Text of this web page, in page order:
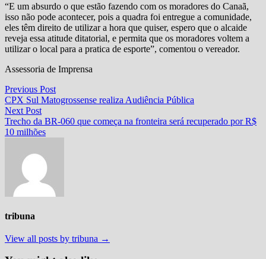
“E um absurdo o que estão fazendo com os moradores do Canaã,
isso não pode acontecer, pois a quadra foi entregue a comunidade,
eles têm direito de utilizar a hora que quiser, espero que o alcaide
reveja essa atitude ditatorial, e permita que os moradores voltem a
utilizar o local para a pratica de esporte”, comentou o vereador.
Assessoria de Imprensa
Navegação
de
Post
Previous PostPrevious
post:
CPX Sul Matogrossense realiza Audiência Pública
Next PostNext
post:
Trecho da BR-060 que começa na fronteira será recuperado por R$
10 milhões
tribuna
View all posts by tribuna →